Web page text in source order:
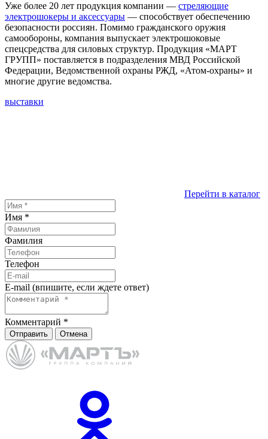
Уже более 20 лет продукция компании — стреляющие
электрошокеры и аксессуары — способствует обеспечению
безопасности россиян. Помимо гражданского оружия
самообороны, компания выпускает электрошоковые
спецсредства для силовых структур. Продукция «МАРТ
ГРУПП» поставляется в подразделения МВД Российской
Федерации, Ведомственной охраны РЖД, «Атом-охраны» и
многие другие ведомства.
выставки
Перейти в каталог
Имя *
Фамилия
Телефон
E-mail (впишите, если ждете ответ)
Комментарий *
Отправить Отмена